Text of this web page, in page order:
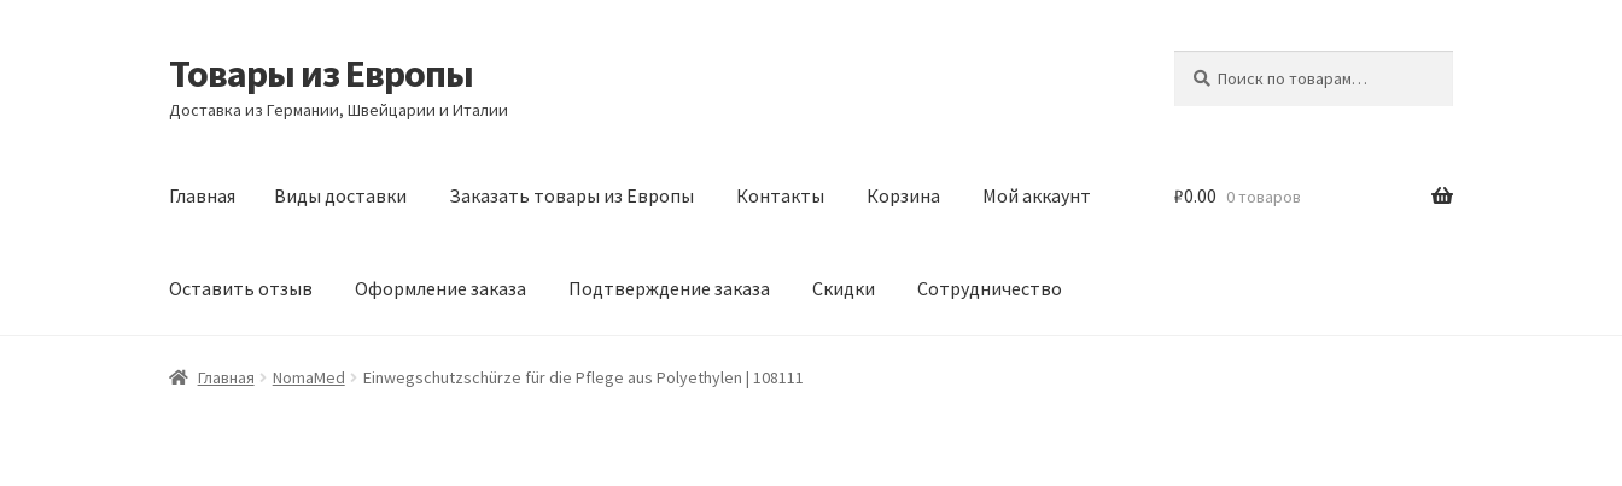
Перейти
к
навигации
Перейти
к
содержимому
Товары из Европы
Доставка из Германии, Швейцарии и Италии
Главная Виды доставки Заказать товары из Европы Контакты Корзина Мой аккаунт
Оставить отзыв Оформление заказа Подтверждение заказа Скидки Сотрудничество
Главная Виды доставкиЗаказать товары из Европы Контакты Корзина Мой аккаунт
₽0.00 0 товаров
Главная NomaMed Einwegschutzschürze für die Pflege aus Polyethylen | 108111